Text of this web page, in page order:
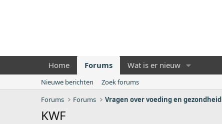
Home Forums Wat is er nieuw
Nieuwe berichten
Zoek forums
Forums
Forums Vragen over voeding en gezondheid
KWF